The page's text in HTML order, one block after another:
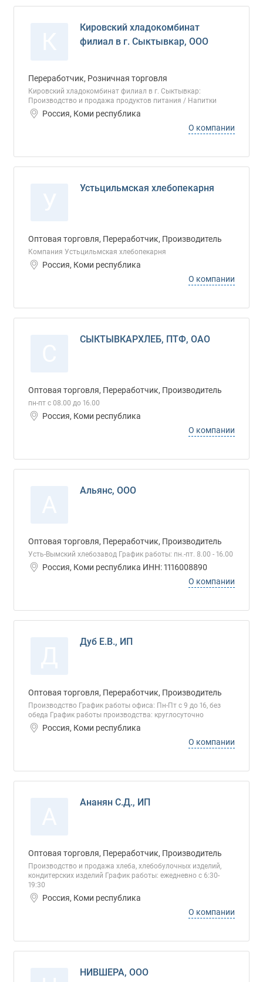
Кировский хладокомбинат
филиал в г. Сыктывкар, ООО
Переработчик, Розничная торговля
Кировский хладокомбинат филиал в г. Сыктывкар:
Производство и продажа продуктов питания / Напитки
Россия, Коми республика
О компании
Устьцильмская хлебопекарня
Оптовая торговля, Переработчик, Производитель
Компания Устьцильмская хлебопекарня
Россия, Коми республика
О компании
СЫКТЫВКАРХЛЕБ, ПТФ, ОАО
Оптовая торговля, Переработчик, Производитель
пн-пт с 08.00 до 16.00
Россия, Коми республика
О компании
Альянс, ООО
Оптовая торговля, Переработчик, Производитель
Усть-Вымский хлебозавод График работы: пн.-пт. 8.00 - 16.00
Россия, Коми республика ИНН: 1116008890
О компании
Дуб Е.В., ИП
Оптовая торговля, Переработчик, Производитель
Производство График работы офиса: Пн-Пт с 9 до 16, без
обеда График работы производства: круглосуточно
Россия, Коми республика
О компании
Ананян С.Д., ИП
Оптовая торговля, Переработчик, Производитель
Производство и продажа хлеба, хлебобулочных изделий,
кондитерских изделий График работы: ежедневно с 6:30-
19:30
Россия, Коми республика
О компании
НИВШЕРА, ООО